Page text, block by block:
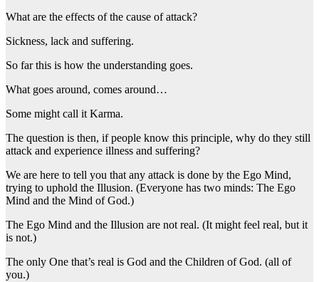
What are the effects of the cause of attack?
Sickness, lack and suffering.
So far this is how the understanding goes.
What goes around, comes around…
Some might call it Karma.
The question is then, if people know this principle, why do they still
attack and experience illness and suffering?
We are here to tell you that any attack is done by the Ego Mind,
trying to uphold the Illusion. (Everyone has two minds: The Ego
Mind and the Mind of God.)
The Ego Mind and the Illusion are not real. (It might feel real, but it
is not.)
The only One that’s real is God and the Children of God. (all of
you.)